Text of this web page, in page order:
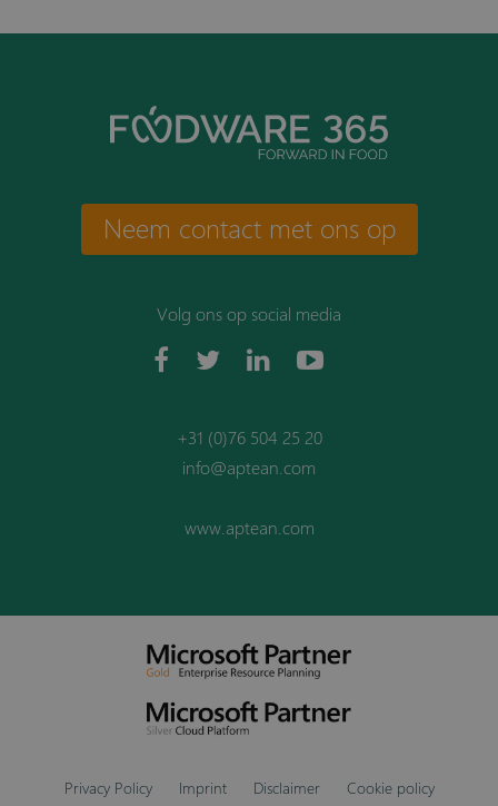
Neem contact met ons op
Volg ons op social media
+31 (0)76 504 25 20
info@aptean.com
www.aptean.com
Privacy Policy Imprint Disclaimer Cookie policy